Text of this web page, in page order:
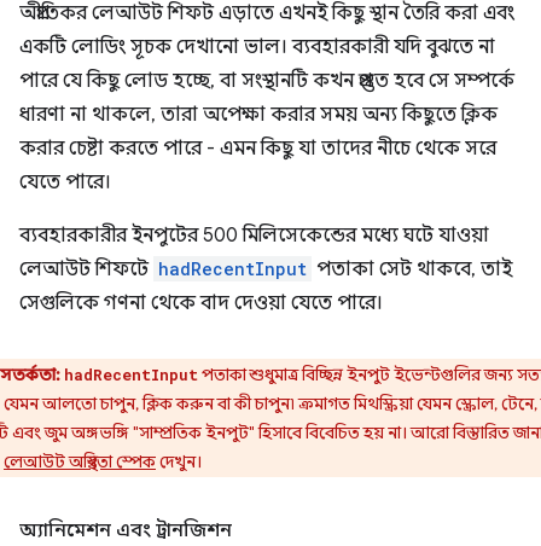
অপ্রীতিকর লেআউট শিফট এড়াতে এখনই কিছু স্থান তৈরি করা এবং
একটি লোডিং সূচক দেখানো ভাল। ব্যবহারকারী যদি বুঝতে না
পারে যে কিছু লোড হচ্ছে, বা সংস্থানটি কখন প্রস্তুত হবে সে সম্পর্কে
ধারণা না থাকলে, তারা অপেক্ষা করার সময় অন্য কিছুতে ক্লিক
করার চেষ্টা করতে পারে - এমন কিছু যা তাদের নীচে থেকে সরে
যেতে পারে।
ব্যবহারকারীর ইনপুটের 500 মিলিসেকেন্ডের মধ্যে ঘটে যাওয়া
লেআউট শিফটে hadRecentInput পতাকা সেট থাকবে, তাই
সেগুলিকে গণনা থেকে বাদ দেওয়া যেতে পারে।
সতর্কতা: hadRecentInputপতাকা শুধুমাত্র বিচ্ছিন্ন ইনপুট ইভেন্টগুলির জন্য
যেমন আলতো চাপুন, ক্লিক করুন বা কী চাপুন৷ ক্রমাগত মিথস্ক্রিয়া যেমন স্ক্রোল, টেনে,
এবং জুম অঙ্গভঙ্গি "সাম্প্রতিক ইনপুট" হিসাবে বিবেচিত হয় না। আরো বিস্তারিত
লেআউট অস্থিরতা স্পেকদেখুন।
অ্যানিমেশন এবং ট্রানজিশন